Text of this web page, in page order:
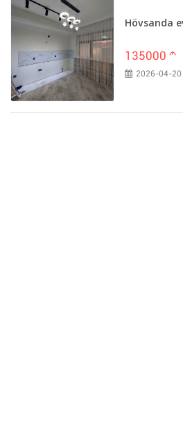
Hövsanda
135000 m
2026-04-20